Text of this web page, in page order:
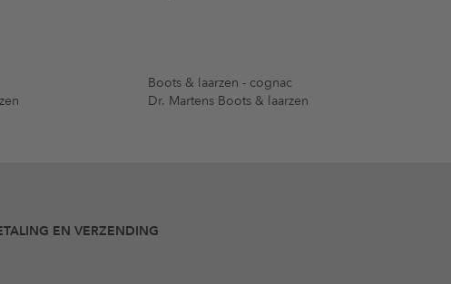
Boots & laarzen - cognac
Dr. Martens Boots & laarzen
EN VERZENDING